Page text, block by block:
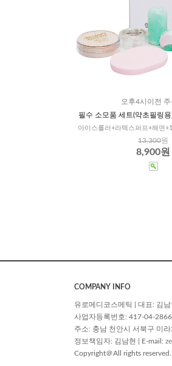
오후4시이전 주
필수 소모품 세트(약초필링
아이스롤러+라텍스퍼프+해면
13,300원
8,900원
COMPANY INFO
유로메디코스메틱 | 대표: 김남
사업자등록번호: 417-04-
주소: 충남 천안시 서북구 미
정보책임자: 김남현 | E-mail:
Copyright＠All rights reserved.